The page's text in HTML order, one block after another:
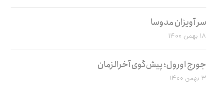
سر آویزان مدوسا
۱۸ بهمن ۱۴۰۰
جورج اورول؛ پیش‌گوی آخرالزمان
۳ بهمن ۱۴۰۰